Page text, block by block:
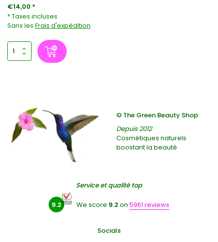
€14,00 *
* Taxes incluses
Sans les Frais d'expédition
© The Green Beauty Shop
Depuis 2012
Cosmétiques naturels
boostant la beauté
Service et qualité top
9.2 We score 9.2 on 5961 reviews
Socials